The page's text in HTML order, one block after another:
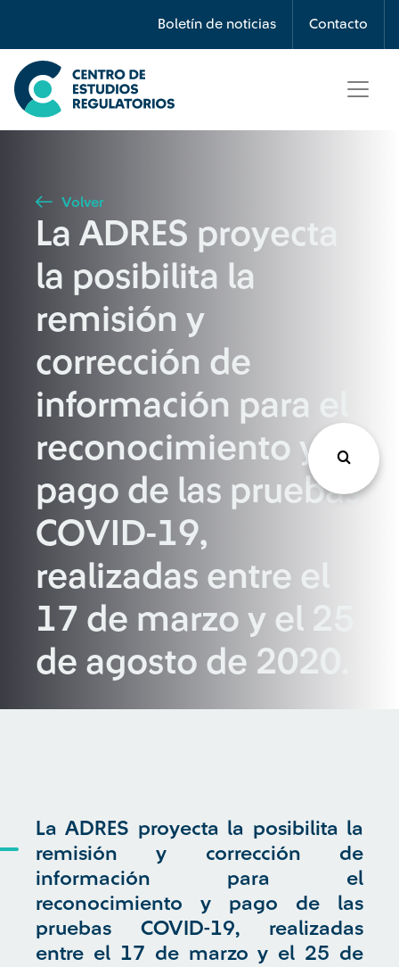
Boletín de noticias Contacto
Búsqueda
Seleccione país
Buscar
Volver
La ADRES proyecta
la posibilita la
remisión y
corrección de
información para el
reconocimiento y
pago de las pruebas
COVID-19,
realizadas entre el
17 de marzo y el 25
de agosto de 2020.
La ADRES proyecta la posibilita la
remisión y corrección de
información para el
reconocimiento y pago de las
pruebas COVID-19, realizadas
entre el 17 de marzo y el 25 de